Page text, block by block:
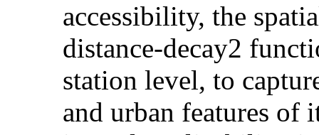
accessibility, the
distance-decay2
station level, to
and urban features of